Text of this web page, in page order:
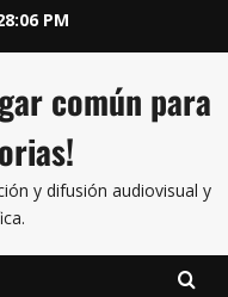
PM
común para
y difusión audiovisual y